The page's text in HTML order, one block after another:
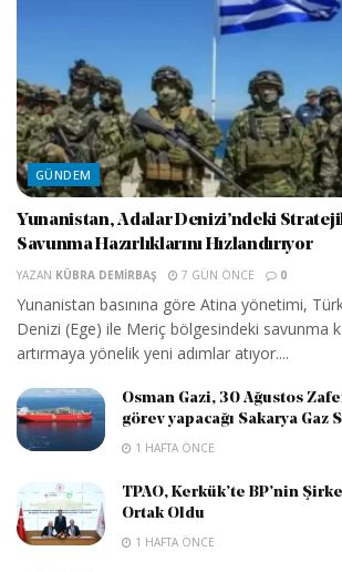
GÜNDEM
Yunanistan, Adalar Denizi’ndeki
Savunma Hazırlıklarını Hızlandırıyor
YAZAN KÜBRA DEMIRBAŞ 7 GÜN ÖNCE 0
Yunanistan basınına göre Atina yönetimi,
Denizi (Ege) ile Meriç bölgesindeki savunma
artırmaya yönelik yeni adımlar atıyor....
Osman Gazi, 30 Ağustos
görev yapacağı Sakarya Gaz
1 HAFTA ÖNCE
TPAO, Kerkük’te BP’nin
Ortak Oldu
1 HAFTA ÖNCE